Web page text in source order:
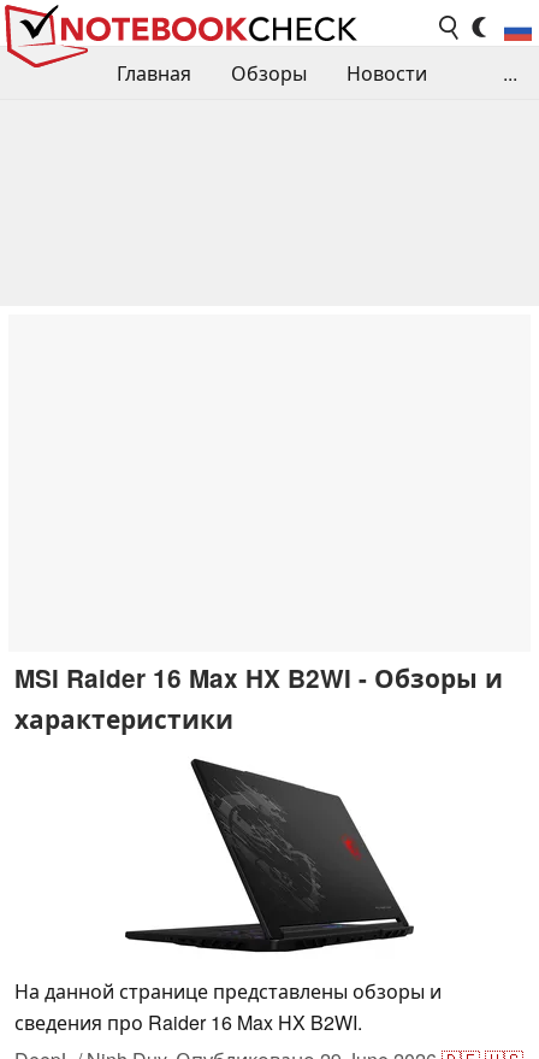
Главная Обзоры
Новости
...
MSI Raider 16 Max HX B2WI - Обзоры и
характеристики
На данной странице представлены обзоры и
сведения про Raider 16 Max HX B2WI.